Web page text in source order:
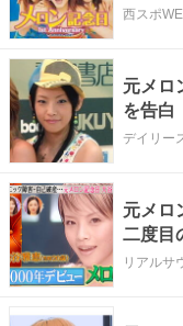
ン記念
西スポ
元メロ
を告
宮全摘
デイリー
元メロ
二度目
をひそ
リアルサ